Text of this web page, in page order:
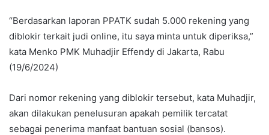
“Berdasarkan laporan PPATK sudah 5.000 rekening yang
diblokir terkait judi online, itu saya minta untuk diperiksa,”
kata Menko PMK Muhadjir Effendy di Jakarta, Rabu
(19/6/2024)
Dari nomor rekening yang diblokir tersebut, kata Muhadjir,
akan dilakukan penelusuran apakah pemilik tercatat
sebagai penerima manfaat bantuan sosial (bansos).